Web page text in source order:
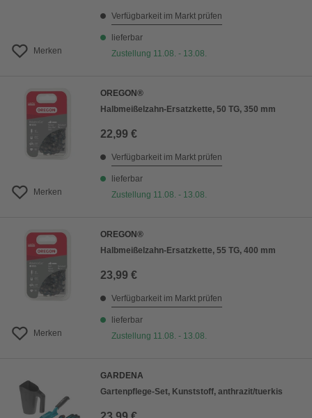
Merken
Verfügbarkeit im Markt prüfen
lieferbar
Zustellung 11.08. - 13.08.
Merken
OREGON®
Halbmeißelzahn-Ersatzkette, 50 TG, 350 mm
22,99 €
Verfügbarkeit im Markt prüfen
lieferbar
Zustellung 11.08. - 13.08.
Merken
OREGON®
Halbmeißelzahn-Ersatzkette, 55 TG, 400 mm
23,99 €
Verfügbarkeit im Markt prüfen
lieferbar
Zustellung 11.08. - 13.08.
GARDENA
Gartenpflege-Set, Kunststoff, anthrazit/tuerkis